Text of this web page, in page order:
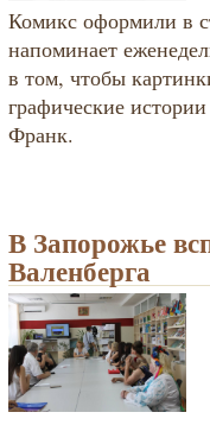
Комикс оформили в
напоминает
в том, чтобы
графические
Франк.
В Запорожье
Валенберга